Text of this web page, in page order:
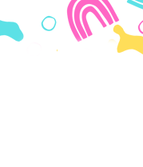
Panneau de gestion des